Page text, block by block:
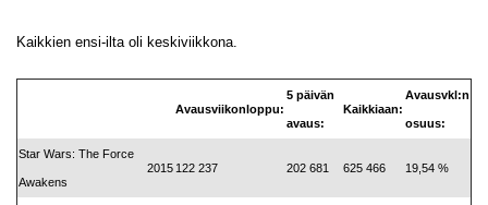
Kaikkien ensi-ilta oli keskiviikkona.
Avausviikonloppu:
5 päivän
avaus:
Kaikkiaan:
Avausvkl:n
osuus:
Star Wars: The Force
Awakens
2015 122 237 202 681 625 466 19,54 %